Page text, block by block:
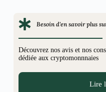
Besoin d'en savoir plus
Découvrez nos avis et nos
dédiée aux cryptomonnnaies
Lire